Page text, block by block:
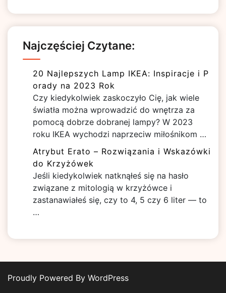
Najczęściej Czytane:
20 Najlepszych Lamp IKEA: Inspiracje i P
orady na 2023 Rok
Czy kiedykolwiek zaskoczyło Cię, jak wiele
światła można wprowadzić do wnętrza za
pomocą dobrze dobranej lampy? W 2023
roku IKEA wychodzi naprzeciw miłośnikom …
Atrybut Erato – Rozwiązania i Wskazówki
do Krzyżówek
Jeśli kiedykolwiek natknąłeś się na hasło
związane z mitologią w krzyżówce i
zastanawiałeś się, czy to 4, 5 czy 6 liter — to
…
Proudly Powered By WordPress